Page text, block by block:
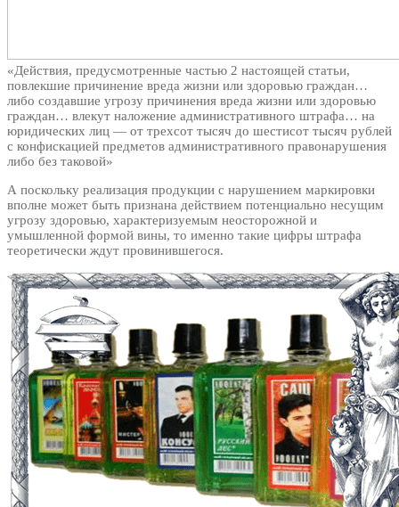
«Действия, предусмотренные частью 2 настоящей статьи,
повлекшие причинение вреда жизни или здоровью граждан…
либо создавшие угрозу причинения вреда жизни или здоровью
граждан… влекут наложение административного штрафа… на
юридических лиц — от трехсот тысяч до шестисот тысяч рублей
с конфискацией предметов административного правонарушения
либо без таковой»
А поскольку реализация продукции с нарушением маркировки
вполне может быть признана действием потенциально несущим
угрозу здоровью, характеризуемым неосторожной и
умышленной формой вины, то именно такие цифры штрафа
теоретически ждут провинившегося.